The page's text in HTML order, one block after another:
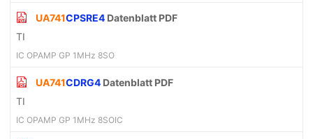
UA741CPSRE4 Datenblatt PDF
TI
IC OPAMP GP 1MHz 8SO
UA741CDRG4 Datenblatt PDF
TI
IC OPAMP GP 1MHz 8SOIC